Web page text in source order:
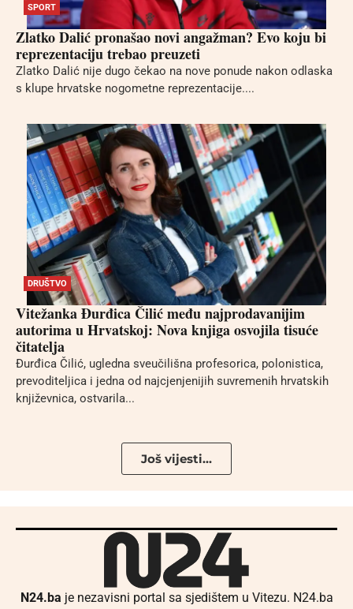
SPORT
Zlatko Dalić pronašao novi angažman? Evo koju bi
reprezentaciju trebao preuzeti
Zlatko Dalić nije dugo čekao na nove ponude nakon odlaska
s klupe hrvatske nogometne reprezentacije....
DRUŠTVO
Vitežanka Đurđica Čilić među najprodavanijim
autorima u Hrvatskoj: Nova knjiga osvojila tisuće
čitatelja
Đurđica Čilić, ugledna sveučilišna profesorica, polonistica,
prevoditeljica i jedna od najcjenjenijih suvremenih hrvatskih
književnica, ostvarila...
Još vijesti...
N24.ba je nezavisni portal sa sjedištem u Vitezu. N24.ba